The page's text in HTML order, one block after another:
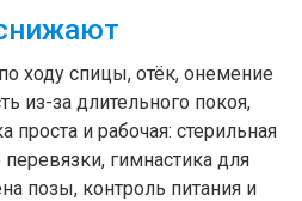
ходу спицы, отёк, онемение
из-за длительного покоя,
и рабочая: стерильная
гимнастика для
позы, контроль питания и